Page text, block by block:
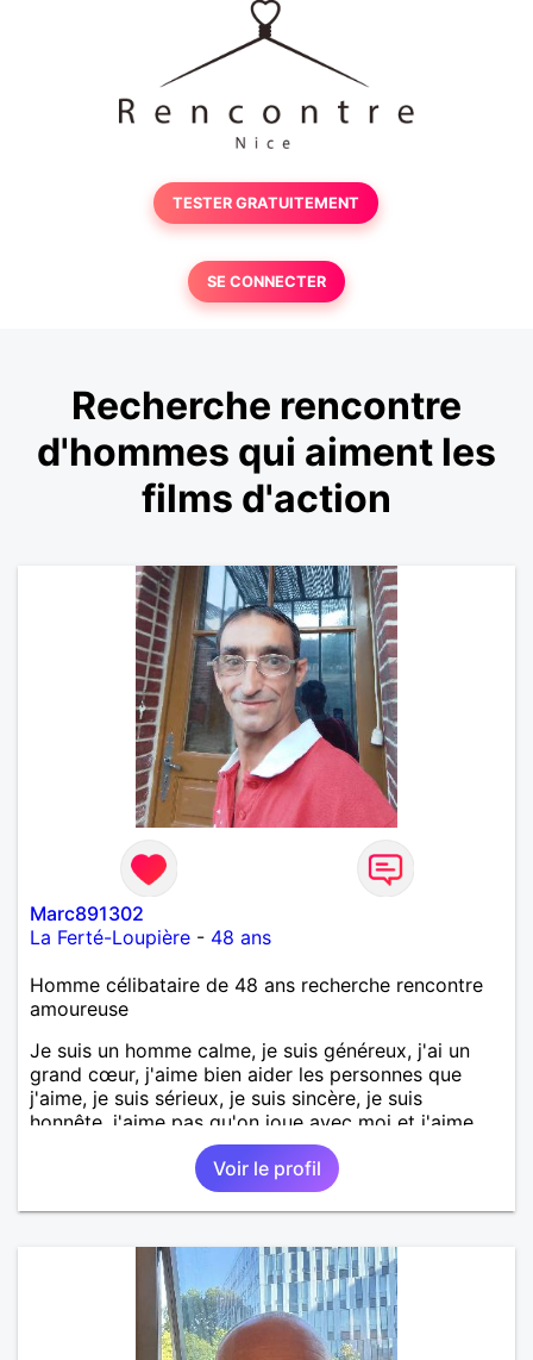
TESTER GRATUITEMENT
SE CONNECTER
Recherche rencontre
d'hommes qui aiment les
films d'action
Marc891302
La Ferté-Loupière - 48 ans
Homme célibataire de 48 ans recherche rencontre
amoureuse
Je suis un homme calme, je suis généreux, j'ai un
grand cœur, j'aime bien aider les personnes que
j'aime, je suis sérieux, je suis sincère, je suis
honnête, j'aime pas qu'on joue avec moi et j'aime
pas les mensonges. Je cherche une relation
amoureuse et sérieuse.Voir le profil